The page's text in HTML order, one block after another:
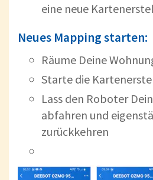
eine neue
Neues Mapping starten:
Räume Deine
Starte die
Lass den Roboter
abfahren und
zurückkehren